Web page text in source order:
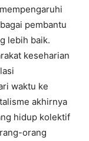
pembantu
lebih baik.
keseharian
waktu ke
akhirnya
hidup kolektif
orang